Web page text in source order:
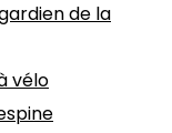
de la
vélo